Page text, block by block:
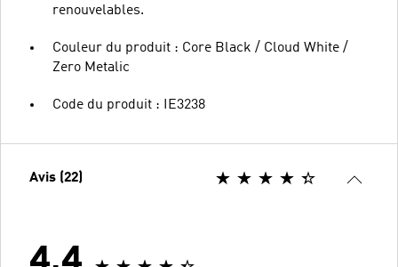
renouvelables.
Couleur du produit : Core Black / Cloud White /
Zero Metalic
Code du produit : IE3238
Avis (22)